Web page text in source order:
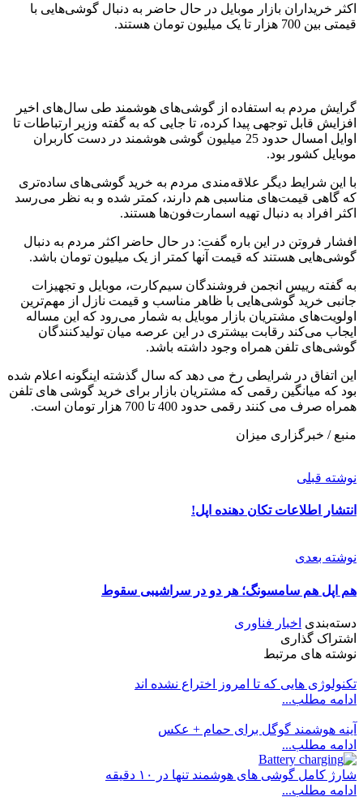
اکثر خریداران بازار موبایل در حال حاضر به دنبال گوشی‌هایی با
قیمتی بین 700 هزار تا یک میلیون تومان هستند.
گرایش مردم به استفاده از گوشی‌های هوشمند طی سال‌های اخیر
افزایش قابل توجهی پیدا کرده، تا جایی که به گفته وزیر ارتباطات تا
اوایل امسال حدود 25 میلیون گوشی هوشمند در دست کاربران
موبایل کشور بود.
با این شرایط دیگر علاقه‌مندی مردم به خرید گوشی‌های ساده‌تری
که گاهی قیمت‌های مناسبی هم دارند، کمتر شده و به نظر می‌رسد
اکثر افراد به دنبال تهیه اسمارت‌فون‌ها هستند.
افشار فروتن در این باره گفت: در حال حاضر اکثر مردم به دنبال
گوشی‌هایی هستند که قیمت آنها کمتر از یک میلیون تومان باشد.
به گفته رییس انجمن فروشندگان سیم‌کارت، موبایل و تجهیزات
جانبی خرید گوشی‌هایی با ظاهر مناسب و قیمت نازل از مهم‌ترین
اولویت‌های مشتریان بازار موبایل به شمار می‌رود که این مساله
ایجاب می‌کند رقابت بیشتری در این عرصه میان تولید‌کنندگان
گوشی‌های تلفن همراه وجود داشته باشد.
این اتفاق در شرایطی رخ می دهد که سال گذشته اینگونه اعلام شده
بود که میانگین رقمی که مشتریان بازار برای خرید گوشی های تلفن
همراه صرف می کنند رقمی حدود 400 تا 700 هزار تومان است.
منبع / خبرگزاری میزان
نوشته قبلی
انتشار اطلاعات تکان دهنده اپل!
نوشته بعدی
هم اپل هم سامسونگ؛ هر دو در سراشیبی سقوط
دسته‌بندی اخبار فناوری
اشتراک گذاری
نوشته های مرتبط
تکنولوژی هایی که تا امروز اختراع نشده اند
ادامه مطلب...
آینه هوشمند گوگل برای حمام + عکس
ادامه مطلب...
شارژ کامل گوشی های هوشمند تنها در ۱۰ دقیقه
ادامه مطلب...